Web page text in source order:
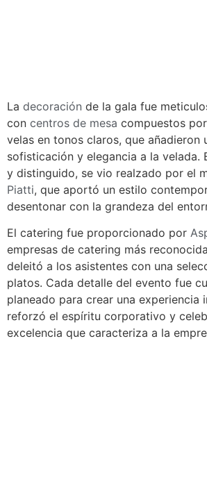
La decoración de la gala fue
con centros de mesa compuestos
velas en tonos claros, que añadieron
sofisticación y elegancia a la velada.
y distinguido, se vio realzado por el
Piatti, que aportó un estilo
desentonar con la grandeza del
El catering fue proporcionado por
empresas de catering más
deleitó a los asistentes con una
platos. Cada detalle del evento fue
planeado para crear una experiencia
reforzó el espíritu corporativo y
excelencia que caracteriza a la